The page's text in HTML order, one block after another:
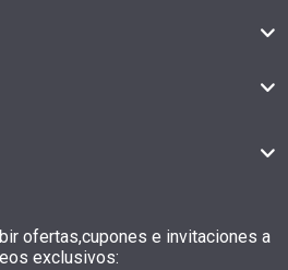
ofertas,cupones e invitaciones a
exclusivos: